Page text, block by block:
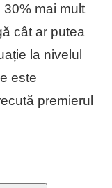
mai mult
cât ar putea
la nivelul
este
premierul